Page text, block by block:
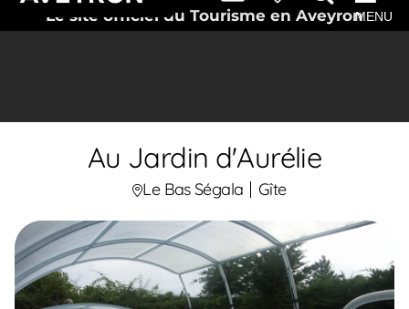
Le site officiel du Tourisme en AveyronMENU
Au Jardin d'Aurélie
Le Bas Ségala Gîte